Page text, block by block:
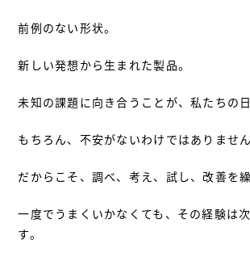
前例のない形状。
新しい発想から生まれた製品。
未知の課題に向き合うことが、私たちの日
もちろん、不安がないわけではありません
だからこそ、調べ、考え、試し、改善を繰
一度でうまくいかなくても、その経験は
す。